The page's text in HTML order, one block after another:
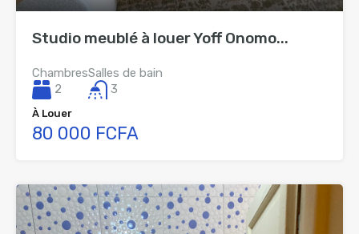
Studio meublé à louer Yoff Onomo...
Chambres
2
Salles de bain
3
À Louer
80 000 FCFA